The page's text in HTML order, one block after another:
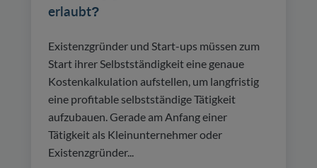
erlaubt?
Existenzgründer und Start-ups müssen zum
Start ihrer Selbstständigkeit eine genaue
Kostenkalkulation aufstellen, um langfristig
eine profitable selbstständige Tätigkeit
aufzubauen. Gerade am Anfang einer
Tätigkeit als Kleinunternehmer oder
Existenzgründer...